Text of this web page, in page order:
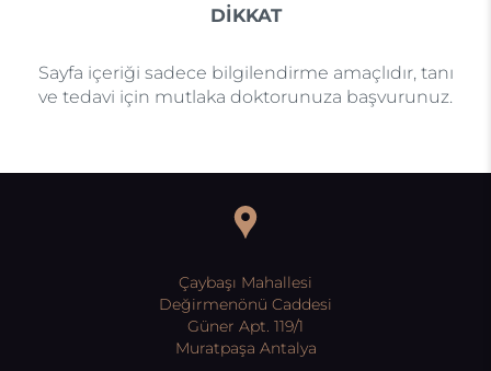
DİKKAT
Sayfa içeriği sadece bilgilendirme amaçlıdır, tanı
ve tedavi için mutlaka doktorunuza başvurunuz.
Çaybaşı Mahallesi
Değirmenönü Caddesi
Güner Apt. 119/1
Muratpaşa Antalya